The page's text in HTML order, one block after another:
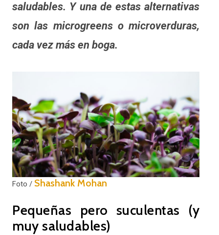
saludables. Y una de estas alternativas
son las microgreens o microverduras,
cada vez más en boga.
Foto / Shashank Mohan
Pequeñas pero suculentas (y
muy saludables)